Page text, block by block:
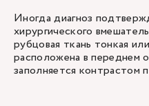
Иногда диагноз
хирургического
рубцовая ткань тонкая
расположена в переднем
заполняется контрастом